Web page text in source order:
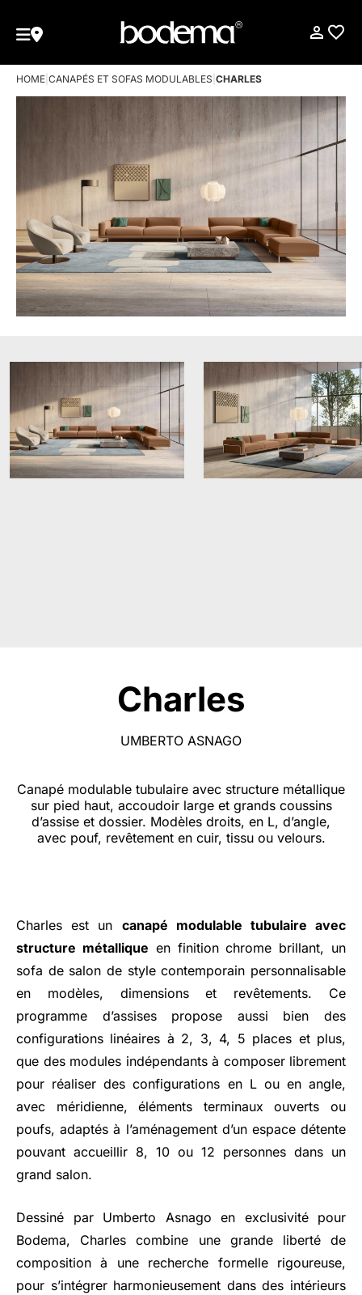
HOME CANAPÉS ET SOFAS MODULABLES CHARLES
Charles
UMBERTO ASNAGO
Canapé modulable tubulaire avec structure métallique
sur pied haut, accoudoir large et grands coussins
d’assise et dossier. Modèles droits, en L, d’angle,
avec pouf, revêtement en cuir, tissu ou velours.
Charles est un canapé modulable tubulaire avec
structure métallique en finition chrome brillant, un
sofa de salon de style contemporain personnalisable
en modèles, dimensions et revêtements. Ce
programme d’assises propose aussi bien des
configurations linéaires à 2, 3, 4, 5 places et plus,
que des modules indépendants à composer librement
pour réaliser des configurations en L ou en angle,
avec méridienne, éléments terminaux ouverts ou
poufs, adaptés à l’aménagement d’un espace détente
pouvant accueillir 8, 10 ou 12 personnes dans un
grand salon.
Dessiné par Umberto Asnago en exclusivité pour
Bodema, Charles combine une grande liberté de
composition à une recherche formelle rigoureuse,
pour s’intégrer harmonieusement dans des intérieurs